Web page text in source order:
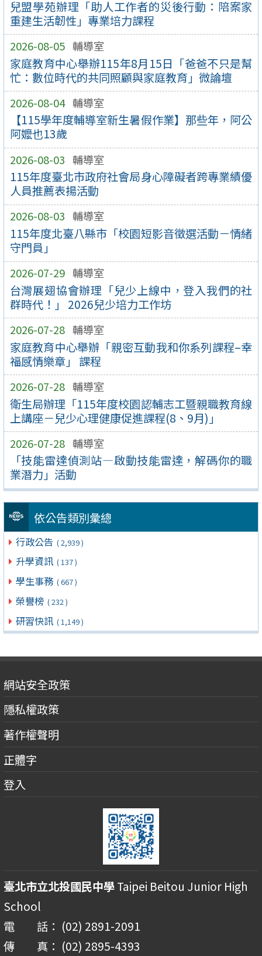
兒盟學苑辦理「助人工作者的災後行動：陪案家
重建生活韌性」專業培力課程
2026-08-05 輔導室
家庭教育中心舉辦115年8月15日「爸爸不只是幫
忙：數位時代的共同照顧與家庭教育」微論壇
2026-08-04 輔導室
【115學年度輔導室新生暑假作業】那些年，阿公
阿嬤也13歲
2026-08-03 輔導室
115年度臺北市政府社會局身心障礙者跨專業績優
人員推薦表揚活動
2026-08-03 輔導室
115年度北臺八縣市「校園短影音徵選活動－情緒
守門員」
2026-07-29 輔導室
台灣展翅協會辦理「兒少上線中，登入我們的社
群時代！」 2026兒少培力工作坊
2026-07-28 輔導室
家庭教育中心舉辦「親密互動我和你系列課程–幸
福感情樂章」 課程
2026-07-28 輔導室
衛生局辦理「115年度校園認輔志工暨親職教育線
上講座－兒少心理健康促進課程(8、9月)」
2026-07-28 輔導室
「技能雷達偵測站—啟動技能雷達，解碼你的職
業潛力」活動
依公告類別彙總
行政公告 ( 2,939 )
升學資訊 ( 137 )
學生事務 ( 667 )
榮譽榜 ( 232 )
研習快訊 ( 1,149 )
網站安全政策
隱私權政策
著作權聲明
正體字
登入
臺北市立北投國民中學Taipei Beitou Junior High
School
電 話： (02) 2891-2091
傳 真： (02) 2895-4393